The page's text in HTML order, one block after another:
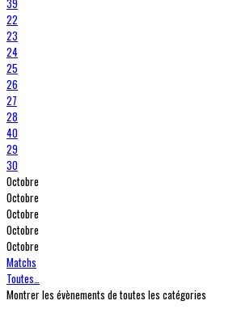
22
23
24
25
26
27
28
40
29
30
Octobre
Octobre
Octobre
Octobre
Octobre
Matchs
Toutes…
Montrer les évènements de toutes les catégories